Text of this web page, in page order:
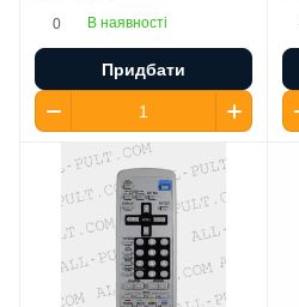
0 В наявності
Придбати